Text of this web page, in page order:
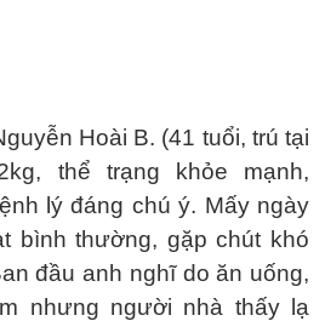
Hoài B. (41 tuổi, trú tại
thể trạng khỏe mạnh,
lý đáng chú ý. Mấy ngày
bình thường, gặp chút khó
đầu anh nghĩ do ăn uống,
nhưng người nhà thấy lạ